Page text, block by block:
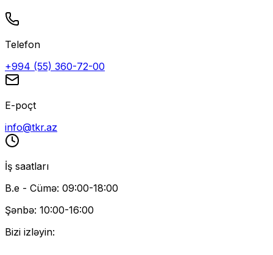
Telefon
+994 (55) 360-72-00
E-poçt
info@tkr.az
İş saatları
B.e - Cümə: 09:00-18:00
Şənbə: 10:00-16:00
Bizi izləyin: